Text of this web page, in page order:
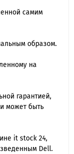
самим
образом.
на
гарантией,
может быть
it stock 24,
Dell.